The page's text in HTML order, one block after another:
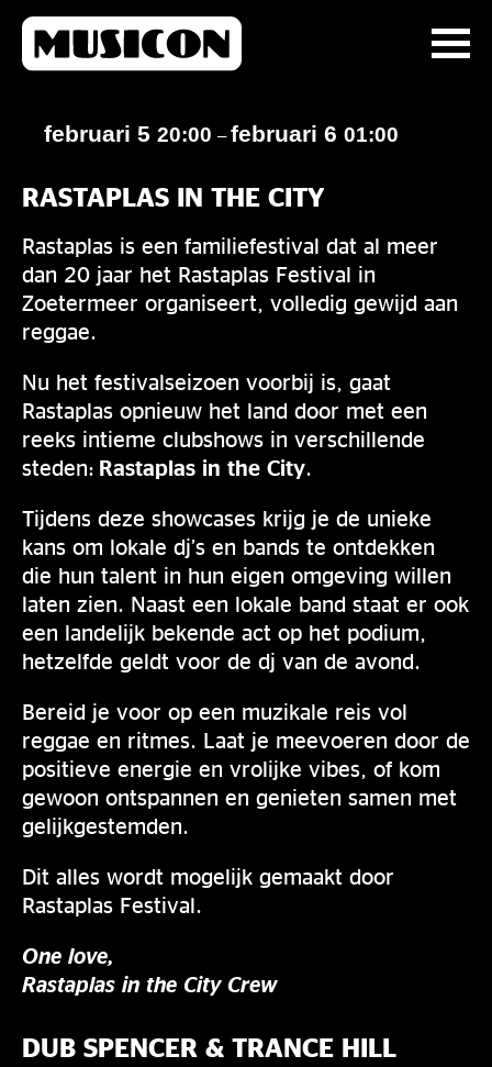
februari 5 20:00 –februari 6 01:00
RASTAPLAS IN THE CITY
Rastaplas is een familiefestival dat al meer
dan 20 jaar het Rastaplas Festival in
Zoetermeer organiseert, volledig gewijd aan
reggae.
Nu het festivalseizoen voorbij is, gaat
Rastaplas opnieuw het land door met een
reeks intieme clubshows in verschillende
steden: Rastaplas in the City.
Tijdens deze showcases krijg je de unieke
kans om lokale dj’s en bands te ontdekken
die hun talent in hun eigen omgeving willen
laten zien. Naast een lokale band staat er ook
een landelijk bekende act op het podium,
hetzelfde geldt voor de dj van de avond.
Bereid je voor op een muzikale reis vol
reggae en ritmes. Laat je meevoeren door de
positieve energie en vrolijke vibes, of kom
gewoon ontspannen en genieten samen met
gelijkgestemden.
Dit alles wordt mogelijk gemaakt door
Rastaplas Festival.
One love,
Rastaplas in the City Crew
DUB SPENCER & TRANCE HILL